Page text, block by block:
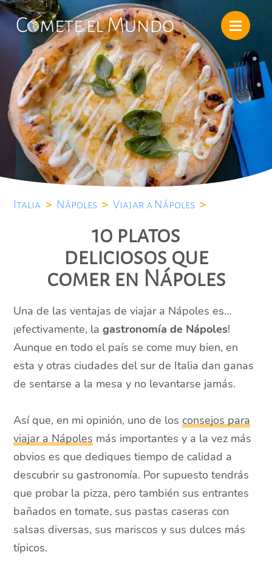
Italia > Nápoles > Viajar a Nápoles >
10 platos
deliciosos que
comer en Nápoles
Una de las ventajas de viajar a Nápoles es…
¡efectivamente, lagastronomía de Nápoles!
Aunque en todo el país se come muy bien, en
esta y otras ciudades del sur de Italia dan ganas
de sentarse a la mesa y no levantarse jamás.
Así que, en mi opinión, uno de losconsejos para
viajar a Nápoles más importantes y a la vez más
obvios es que dediques tiempo de calidad a
descubrir su gastronomía. Por supuesto tendrás
que probar la pizza, pero también sus entrantes
bañados en tomate, sus pastas caseras con
salsas diversas, sus mariscos y sus dulces más
típicos.